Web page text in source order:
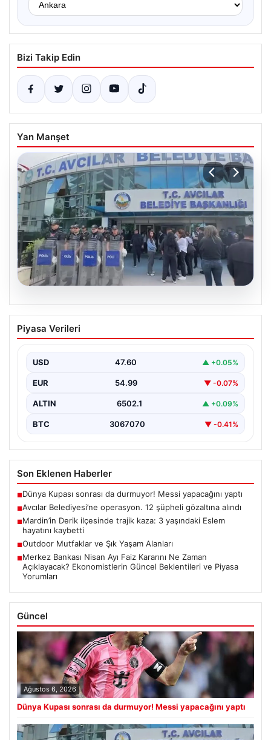
Bizi Takip Edin
Yan Manşet
05.08.2026
Avcılar Belediyesi’ne operasyon. 12
şüpheli gözaltına alındı
Piyasa Verileri
USD 47.60 ▲ +0.05%
EUR 54.99 ▼ -0.07%
ALTIN 6502.1 ▲ +0.09%
BTC 3067070 ▼ -0.41%
Son Eklenen Haberler
■Dünya Kupası sonrası da durmuyor! Messi yapacağını yaptı
■Avcılar Belediyesi’ne operasyon. 12 şüpheli gözaltına alındı
■Mardin’in Derik ilçesinde trajik kaza: 3 yaşındaki Eslem
hayatını kaybetti
■Outdoor Mutfaklar ve Şık Yaşam Alanları
■Merkez Bankası Nisan Ayı Faiz Kararını Ne Zaman
Açıklayacak? Ekonomistlerin Güncel Beklentileri ve Piyasa
Yorumları
Güncel
Ağustos 6, 2026
Dünya Kupası sonrası da durmuyor! Messi yapacağını yaptı